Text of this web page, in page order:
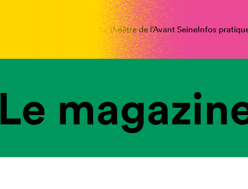
Le théâtre de l’Avant SeineInfos
Le